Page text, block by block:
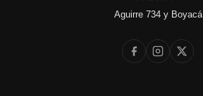
Aguirre 734 y Boyacá